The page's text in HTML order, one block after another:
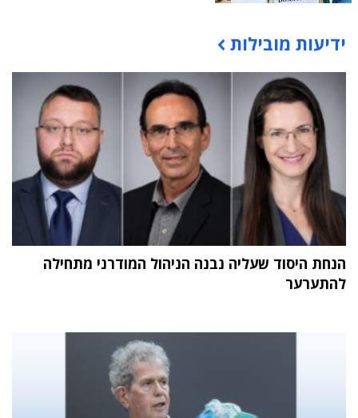
תוכן פרסומי
ידיעות מובילות
הנחת היסוד שעליה נבנה הניהול המודרני מתחילה
להתערער